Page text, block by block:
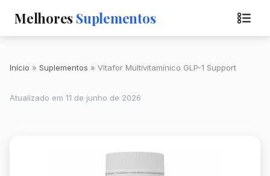
Melhores Suplementos
Início Suplementos Vitafor Multivitamínico GLP-1 Support
Atualizado em 11 de junho de 2026